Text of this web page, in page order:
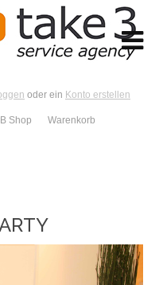
oder ein Konto erstellen
Shop Warenkorb